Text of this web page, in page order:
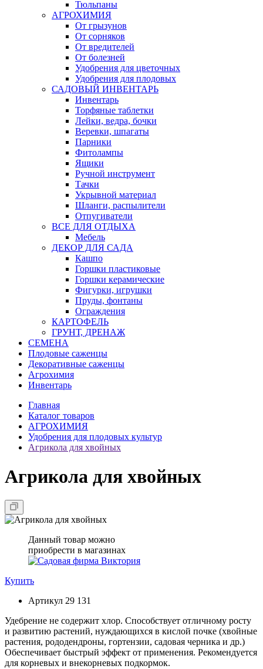
Тюльпаны
АГРОХИМИЯ
От грызунов
От сорняков
От вредителей
От болезней
Удобрения для цветочных
Удобрения для плодовых
САДОВЫЙ ИНВЕНТАРЬ
Инвентарь
Торфяные таблетки
Лейки, ведра, бочки
Веревки, шпагаты
Парники
Фитолампы
Ящики
Ручной инструмент
Тачки
Укрывной материал
Шланги, распылители
Отпугиватели
ВСЕ ДЛЯ ОТДЫХА
Мебель
ДЕКОР ДЛЯ САДА
Кашпо
Горшки пластиковые
Горшки керамические
Фигурки, игрушки
Пруды, фонтаны
Ограждения
КАРТОФЕЛЬ
ГРУНТ, ДРЕНАЖ
СЕМЕНА
Плодовые саженцы
Декоративные саженцы
Агрохимия
Инвентарь
Главная
Каталог товаров
АГРОХИМИЯ
Удобрения для плодовых культур
Агрикола для хвойных
Агрикола для хвойных
Данный товар можно
приобрести в магазинах
Купить
Артикул 29 131
Удебрение не содержит хлор. Способствует отличному росту
и развитию растений, нуждающихся в кислой почке (хвойные
растения, рододендроны, гортензии, садовая черника и др.)
Обеспечивает быстрый эффект от применения. Рекомендуется
для корневых и внекорневых подкормок.